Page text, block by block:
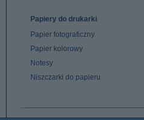
Papiery do drukarki
Papier fotograficzny
Papier kolorowy
Notesy
Niszczarki do papieru